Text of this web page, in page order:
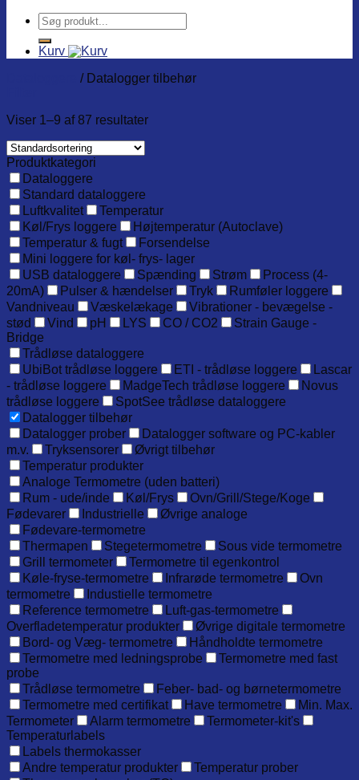
Søg
efter:
Kurv
/Datalogger tilbehør
Viser 1–9 af 87 resultater
Produktkategori
Dataloggere
Standard dataloggere
Luftkvalitet
Temperatur
Køl/Frys loggere
Højtemperatur (Autoclave)
Temperatur & fugt
Forsendelse
Mini loggere for køl- frys- lager
USB dataloggere
Spænding Strøm
Process (4-
20mA)
Pulser & hændelser Tryk
Rumføler loggere
Vandniveau
Væskelækage
Vibrationer - bevægelse -
stød
Vind pH LYS CO / CO2
Strain Gauge -
Bridge
Trådløse dataloggere
UbiBot trådløse loggere
ETI - trådløse loggere
Lascar
- trådløse loggere
MadgeTech trådløse loggere
Novus
trådløse loggere
SpotSee trådløse dataloggere
Datalogger tilbehør
Datalogger prober
Datalogger software og PC-kabler
m.v.
Tryksensorer
Øvrigt tilbehør
Temperatur produkter
Analoge Termometre (uden batteri)
Rum - ude/inde
Køl/Frys
Ovn/Grill/Stege/Koge
Fødevarer
Industrielle
Øvrige analoge
Fødevare-termometre
Thermapen
Stegetermometre
Sous vide termometre
Grill termometer
Termometre til egenkontrol
Køle-fryse-termometre
Infrarøde termometre
Ovn
termometre
Industielle termometre
Reference termometre
Luft-gas-termometre
Overfladetemperatur produkter
Øvrige digitale termometre
Bord- og Væg- termometre
Håndholdte termometre
Termometre med ledningsprobe
Termometre med fast
probe
Trådløse termometre
Feber- bad- og børnetermometre
Termometre med certifikat
Have termometre
Min. Max.
Termometer
Alarm termometre
Termometer-kit's
Temperaturlabels
Labels thermokasser
Andre temperatur produkter
Temperatur prober